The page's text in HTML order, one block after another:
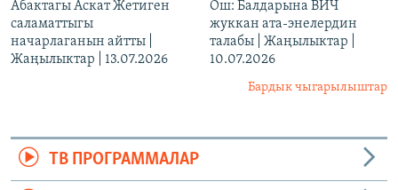
Абактагы Аскат Жетиген
саламаттыгы
начарлаганын айтты |
Жаңылыктар | 13.07.2026
Ош: Балдарына ВИЧ
жуккан ата-энелердин
талабы | Жаңылыктар |
10.07.2026
Бардык чыгарылыштар
ТВ ПРОГРАММАЛАР